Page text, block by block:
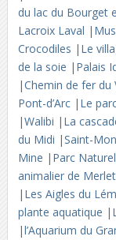
du lac du Bourget
Lacroix Laval |
Crocodiles | Le
de la soie | Palais
|Chemin de fer du
Pont-d’Arc | Le
|Walibi | La
du Midi |Saint-
Mine | Parc
animalier de Merlet
| Les Aigles du
plante aquatique |
|l’Aquarium du